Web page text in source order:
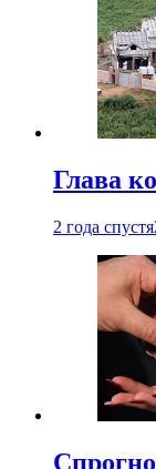
Глава
2 года спустя